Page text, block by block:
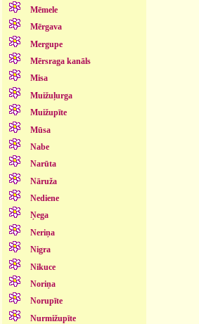
Mēmele
Mērgava
Mergupe
Mērsraga kanāls
Misa
Muižuļurga
Muižupīte
Mūsa
Nabe
Narūta
Nāruža
Nediene
Ņega
Neriņa
Nigra
Nikuce
Noriņa
Norupīte
Nurmižupīte